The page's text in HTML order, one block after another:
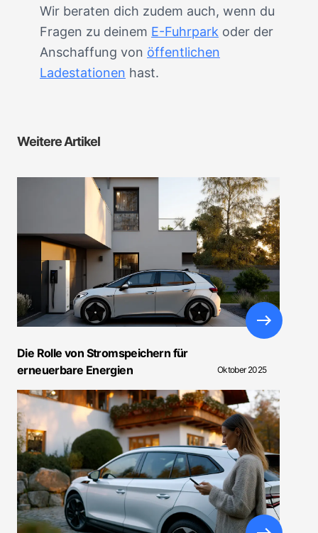
Wir beraten dich zudem auch, wenn du
Fragen zu deinem E-Fuhrpark oder der
Anschaffung von öffentlichen
Ladestationen hast.
Weitere Artikel
Die Rolle von Stromspeichern für
erneuerbare Energien
Oktober 2025